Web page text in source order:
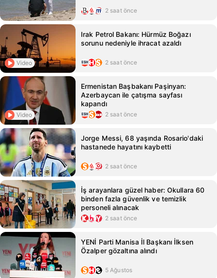
2 saat önce
Video
Irak Petrol Bakanı: Hürmüz Boğazı
sorunu nedeniyle ihracat azaldı
2 saat önce
Video
Ermenistan Başbakanı Paşinyan:
Azerbaycan ile çatışma sayfası
kapandı
2 saat önce
Jorge Messi, 68 yaşında Rosario'daki
hastanede hayatını kaybetti
2 saat önce
İş arayanlara güzel haber: Okullara 60
binden fazla güvenlik ve temizlik
personeli alınacak
2 saat önce
YENİ Parti Manisa İl Başkanı İlksen
Özalper gözaltına alındı
5 Ağustos